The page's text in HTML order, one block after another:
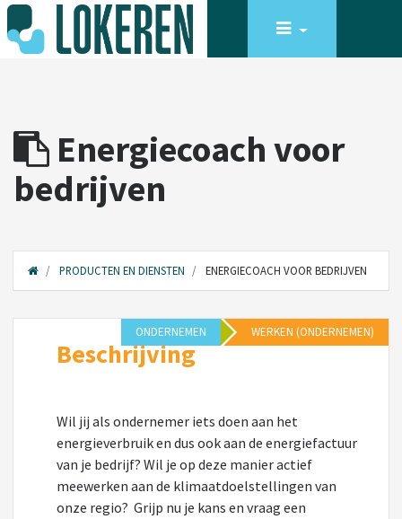
Energiecoach voor
bedrijven
PRODUCTEN EN DIENSTEN ENERGIECOACH VOOR BEDRIJVEN
ONDERNEMEN WERKEN (ONDERNEMEN)
Beschrijving
Wil jij als ondernemer iets doen aan het
energieverbruik en dus ook aan de energiefactuur
van je bedrijf? Wil je op deze manier actief
meewerken aan de klimaatdoelstellingen van
onze regio? Grijp nu je kans en vraag een